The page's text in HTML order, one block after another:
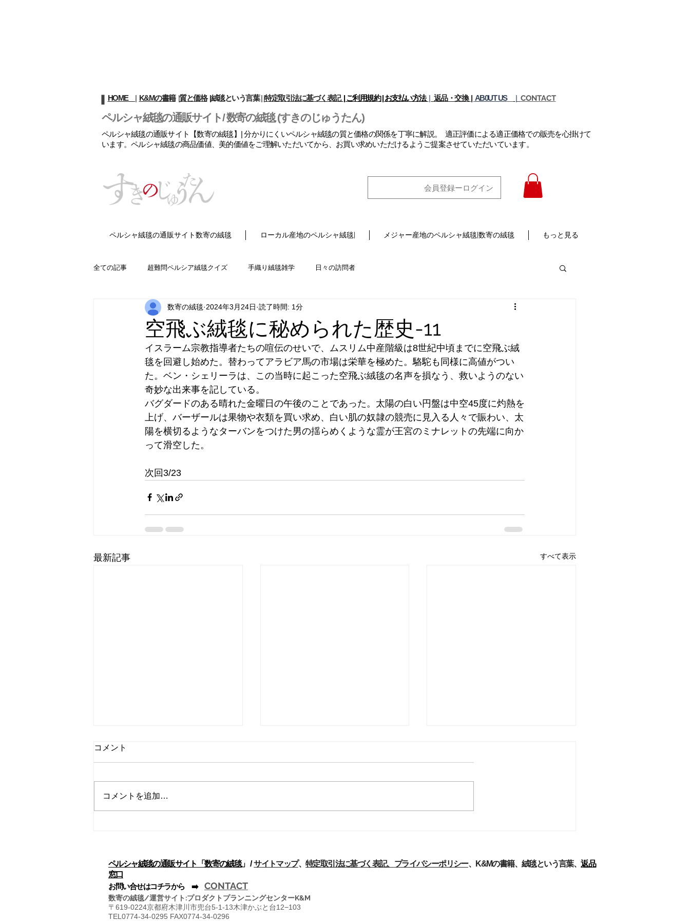
ペルシャ絨毯の通販サイト/ 数寄の絨毯 (すきのじゅうたん)
ペルシャ絨毯の通販サイト【数寄の絨毯】| 分かりにくいペルシャ絨毯の質と価格の関係を丁寧に解説。 適正評価による適正価格での販売を心掛けて
います。ペルシャ絨毯の商品価値、美的価値をご理解いただいてから、お買い求めいただけるようご提案させていただいています。
HOME | K&Mの書籍|質と価格|絨毯という言葉||特定取引法に基づく表記 | ご利用規約 |お支払い方法 | 返品・交換 | AB0UT US | CONTACT
会員登録ーログイン
ペルシャ絨毯の通販サイト数寄の絨毯 ローカル産地のペルシャ絨毯| メジャー産地のペルシャ絨毯|数寄の絨毯 もっと見る
全ての記事 超難問ペルシア絨毯クイズ 手織り絨毯雑学 日々の訪問者
空飛ぶ絨毯に秘められた歴史-11
数寄の絨毯 2024年3月24日 読了時間: 1分
イスラーム宗教指導者たちの喧伝のせいで、ムスリム中産階級は8世紀中頃までに空飛ぶ絨
毯を回避し始めた。替わってアラビア馬の市場は栄華を極めた。駱駝も同様に高値がつい
た。ベン・シェリーラは、この当時に起こった空飛ぶ絨毯の名声を損なう、救いようのない
奇妙な出来事を記している。
バグダードのある晴れた金曜日の午後のことであった。太陽の白い円盤は中空45度に灼熱を
上げ、バーザールは果物や衣類を買い求め、白い肌の奴隷の競売に見入る人々で賑わい、太
陽を横切るようなターバンをつけた男の揺らめくような霊が王宮のミナレットの先端に向か
って滑空した。
次回3/23
最新記事 すべて表示
赤い絨毯の謎
絨毯と云えば、赤い絨毯を連想す
かれ、このことが絨毯そのものの
象徴とまで化している観がありま
のがあります。 ● ...
め糸が用いられた絨毯にのみ関税
といえば1927年6月のドイツの輸
である。男性は、原材料を購入
村地区だけだと75％以上である
コメント
コメントを追加…
ペルシャ絨毯の通販サイト「数寄の絨毯」 /サイトマップ、特定取引法に基づく表記、 プライバシーポリシー、 K&Mの書籍​、絨毯という言葉、返品
窓口
​お問い合せはコチラから ➡️
CONTACT
数寄の絨毯/運営サイト:プロダクトプランニングセンターK&M
〒 619-0224京都府木津川市兜台5-1-13木津かぶと台12−103
TEL0774-34-0295 FAX0774-34-0296